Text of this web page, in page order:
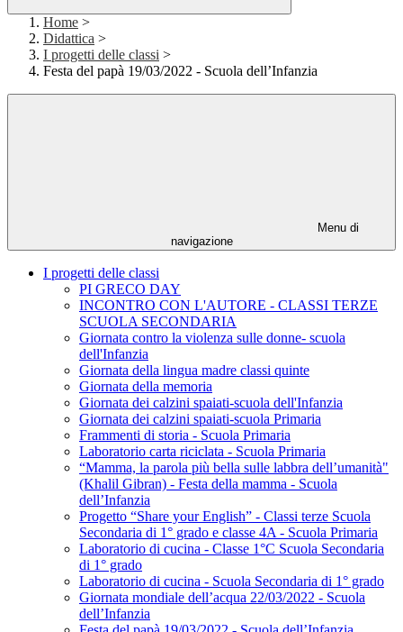
Home >
Didattica >
I progetti delle classi >
Festa del papà 19/03/2022 - Scuola dell’Infanzia
Menu di
navigazione
I progetti delle classi
PI GRECO DAY
INCONTRO CON L'AUTORE - CLASSI TERZE
SCUOLA SECONDARIA
Giornata contro la violenza sulle donne- scuola
dell'Infanzia
Giornata della lingua madre classi quinte
Giornata della memoria
Giornata dei calzini spaiati-scuola dell'Infanzia
Giornata dei calzini spaiati-scuola Primaria
Frammenti di storia - Scuola Primaria
Laboratorio carta riciclata - Scuola Primaria
“Mamma, la parola più bella sulle labbra dell’umanità"
(Khalil Gibran) - Festa della mamma - Scuola
dell’Infanzia
Progetto “Share your English” - Classi terze Scuola
Secondaria di 1° grado e classe 4A - Scuola Primaria
Laboratorio di cucina - Classe 1°C Scuola Secondaria
di 1° grado
Laboratorio di cucina - Scuola Secondaria di 1° grado
Giornata mondiale dell’acqua 22/03/2022 - Scuola
dell’Infanzia